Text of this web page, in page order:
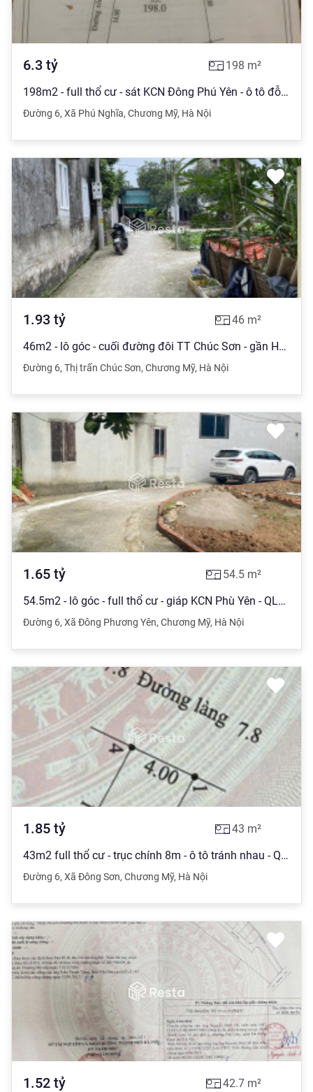
6.3 tỷ 198 m²
198m2 - full thổ cư - sát KCN Đông Phú Yên - ô tô đỗ đất - cách Quốc Lộ 6 - 400m. 6,3 tỷ 0968 507 ***
Đường 6, Xã Phú Nghĩa, Chương Mỹ, Hà Nội
1.93 tỷ 46 m²
46m2 - lô góc - cuối đường đôi TT Chúc Sơn - gần Huyện Uỷ Chương Mỹ siêu thị Lan Chi - chỉ 1.93tỷ
Đường 6, Thị trấn Chúc Sơn, Chương Mỹ, Hà Nội
1.65 tỷ 54.5 m²
54.5m2 - lô góc - full thổ cư - giáp KCN Phù Yên - QL6 - ngõ 3.0m - ô tô 7 chỗ đỗ đất - giá 1.65 tỷ
Đường 6, Xã Đông Phương Yên, Chương Mỹ, Hà Nội
1.85 tỷ 43 m²
43m2 full thổ cư - trục chính 8m - ô tô tránh nhau - Quốc Lộ 6 - 1km, giá 1.85 tỷ. LH: 0968 507 ***
Đường 6, Xã Đông Sơn, Chương Mỹ, Hà Nội
1.52 tỷ 42.7 m²